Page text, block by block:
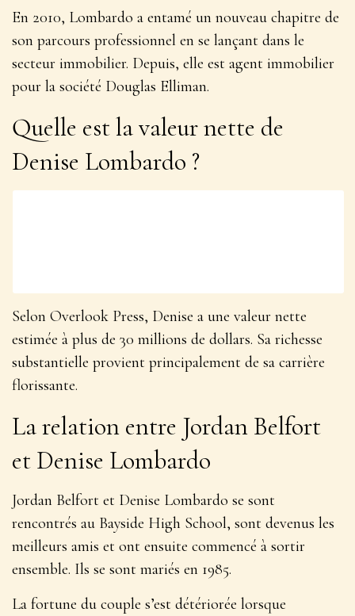
En 2010, Lombardo a entamé un nouveau chapitre de
son parcours professionnel en se lançant dans le
secteur immobilier. Depuis, elle est agent immobilier
pour la société Douglas Elliman.
Quelle est la valeur nette de
Denise Lombardo ?
Selon Overlook Press, Denise a une valeur nette
estimée à plus de 30 millions de dollars. Sa richesse
substantielle provient principalement de sa carrière
florissante.
La relation entre Jordan Belfort
et Denise Lombardo
Jordan Belfort et Denise Lombardo se sont
rencontrés au Bayside High School, sont devenus les
meilleurs amis et ont ensuite commencé à sortir
ensemble. Ils se sont mariés en 1985.
La fortune du couple s’est détériorée lorsque